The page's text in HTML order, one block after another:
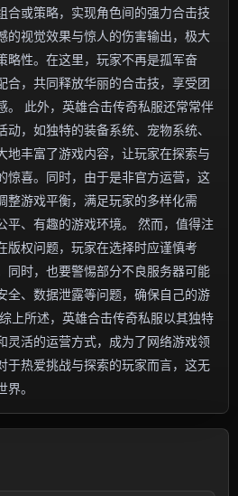
合或策略，实现角色间的强力合击技
的视觉效果与惊人的伤害输出，极大
略性。在这里，玩家不再是孤军奋
合，共同释放华丽的合击技，享受团
。 此外，英雄合击传奇私服还常常伴
动，如独特的装备系统、宠物系统、
地丰富了游戏内容，让玩家在探索与
惊喜。同时，由于是非官方运营，这
整游戏平衡，满足玩家的多样化需
平、有趣的游戏环境。 然而，值得注
版权问题，玩家在选择时应谨慎考
同时，也要警惕部分不良服务器可能
全、数据泄露等问题，确保自己的游
上所述，英雄合击传奇私服以其独特
灵活的运营方式，成为了网络游戏领
于热爱挑战与探索的玩家而言，这无
。